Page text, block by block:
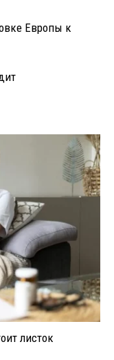
Европы к
листок